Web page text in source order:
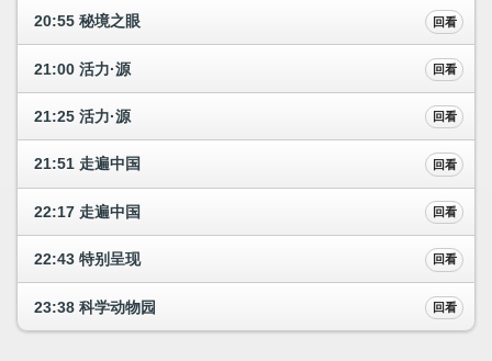
20:55 秘境之眼 回看
21:00 活力·源 回看
21:25 活力·源 回看
21:51 走遍中国 回看
22:17 走遍中国 回看
22:43 特别呈现 回看
23:38 科学动物园 回看